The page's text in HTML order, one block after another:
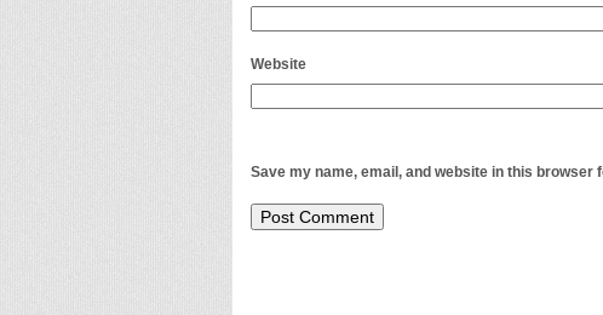
Website
Save my name, email, and website in this browser